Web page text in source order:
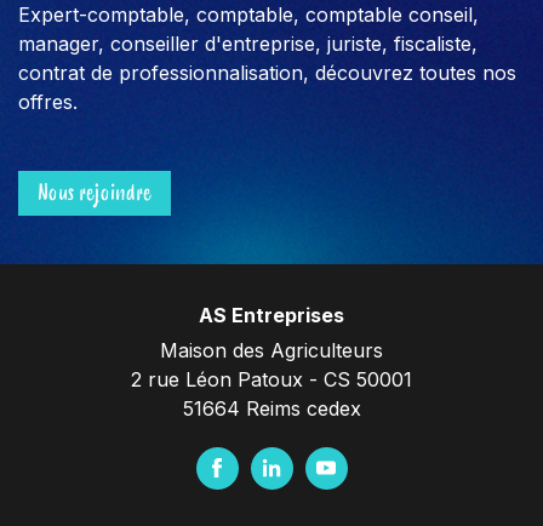
Expert-comptable, comptable, comptable conseil,
manager, conseiller d'entreprise, juriste, fiscaliste,
contrat de professionnalisation, découvrez toutes nos
offres.
Nous rejoindre
AS Entreprises
Maison des Agriculteurs
2 rue Léon Patoux - CS 50001
51664 Reims cedex
F
L
Y